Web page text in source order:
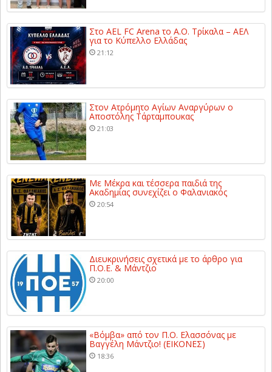
Στο AEL FC Arena το Α.Ο. Τρίκαλα – ΑΕΛ
για το Κύπελλο Ελλάδας
21:12
Στον Ατρόμητο Αγίων Αναργύρων ο
Αποστόλης Τάρταμπουκας
21:03
Με Μέκρα και τέσσερα παιδιά της
Ακαδημίας συνεχίζει ο Φαλανιακός
20:54
Διευκρινήσεις σχετικά με το άρθρο για
Π.Ο.Ε. & Μάντζιο
20:00
«Βόμβα» από τον Π.Ο. Ελασσόνας με
Βαγγέλη Μάντζιο! (ΕΙΚΟΝΕΣ)
18:36